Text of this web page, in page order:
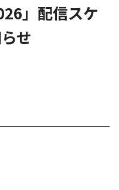
」配信スケ
せ